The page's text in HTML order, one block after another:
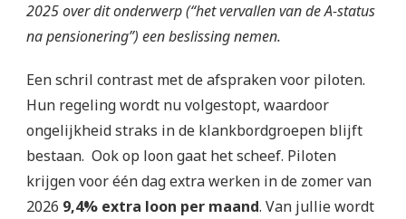
2025 over dit onderwerp (“het vervallen van de A-status
na pensionering”) een beslissing nemen.
Een schril contrast met de afspraken voor piloten.
Hun regeling wordt nu volgestopt, waardoor
ongelijkheid straks in de klankbordgroepen blijft
bestaan. Ook op loon gaat het scheef. Piloten
krijgen voor één dag extra werken in de zomer van
2026 9,4% extra loon per maand. Van jullie wordt